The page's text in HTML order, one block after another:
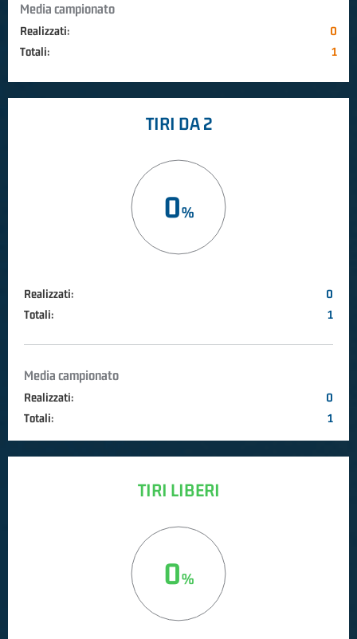
Media campionato
Realizzati:
0
Totali:
1
TIRI DA 2
0
Realizzati:
0
Totali:
1
Media campionato
Realizzati:
0
Totali:
1
TIRI LIBERI
0